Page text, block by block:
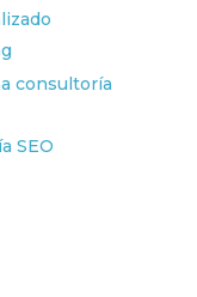
consultoría
SEO